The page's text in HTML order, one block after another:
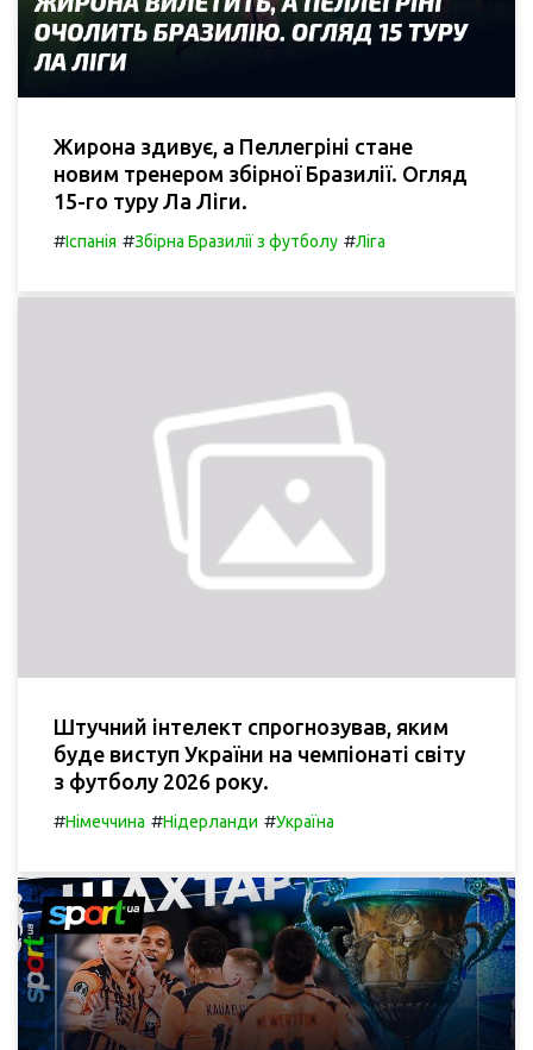
Жирона здивує, а Пеллегріні стане
новим тренером збірної Бразилії. Огляд
15-го туру Ла Ліги.
#Іспанія #Збірна Бразилії з футболу #Ліга
Штучний інтелект спрогнозував, яким
буде виступ України на чемпіонаті світу
з футболу 2026 року.
#Німеччина #Нідерланди #Україна